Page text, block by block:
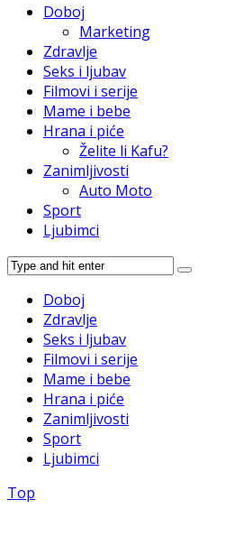
Doboj
Marketing
Zdravlje
Seks i ljubav
Filmovi i serije
Mame i bebe
Hrana i piće
Želite li Kafu?
Zanimljivosti
Auto Moto
Sport
Ljubimci
Doboj
Zdravlje
Seks i ljubav
Filmovi i serije
Mame i bebe
Hrana i piće
Zanimljivosti
Sport
Ljubimci
Top